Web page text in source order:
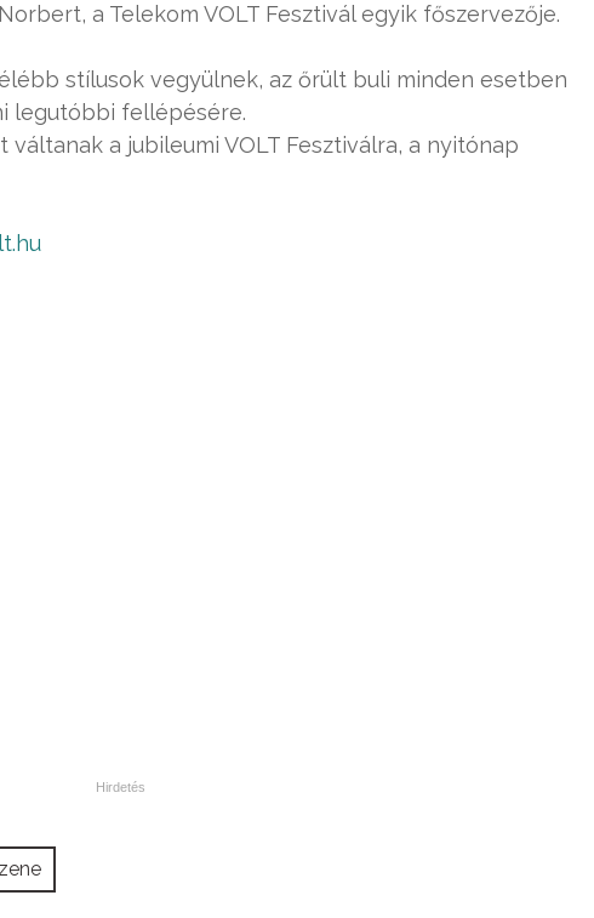
a Telekom VOLT Fesztivál egyik főszervezője.
stílusok vegyülnek, az őrült buli minden esetben
legutóbbi fellépésére.
a jubileumi VOLT Fesztiválra, a nyitónap
zene